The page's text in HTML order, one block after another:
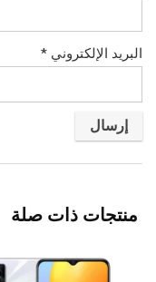
البريد الإلكتروني *
منتجات ذات صلة